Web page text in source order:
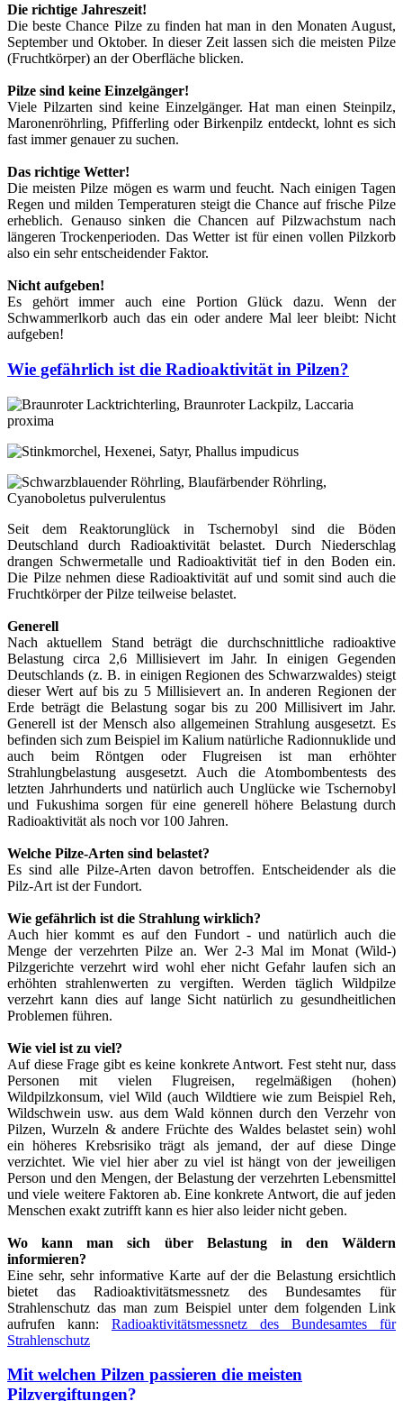
Die richtige Jahreszeit!
Die beste Chance Pilze zu finden hat man in den Monaten August,
September und Oktober. In dieser Zeit lassen sich die meisten Pilze
(Fruchtkörper) an der Oberfläche blicken.
Pilze sind keine Einzelgänger!
Viele Pilzarten sind keine Einzelgänger. Hat man einen Steinpilz,
Maronenröhrling, Pfifferling oder Birkenpilz entdeckt, lohnt es sich
fast immer genauer zu suchen.
Das richtige Wetter!
Die meisten Pilze mögen es warm und feucht. Nach einigen Tagen
Regen und milden Temperaturen steigt die Chance auf frische Pilze
erheblich. Genauso sinken die Chancen auf Pilzwachstum nach
längeren Trockenperioden. Das Wetter ist für einen vollen Pilzkorb
also ein sehr entscheidender Faktor.
Nicht aufgeben!
Es gehört immer auch eine Portion Glück dazu. Wenn der
Schwammerlkorb auch das ein oder andere Mal leer bleibt: Nicht
aufgeben!
Wie gefährlich ist die Radioaktivität in Pilzen?
Seit dem Reaktorunglück in Tschernobyl sind die Böden
Deutschland durch Radioaktivität belastet. Durch Niederschlag
drangen Schwermetalle und Radioaktivität tief in den Boden ein.
Die Pilze nehmen diese Radioaktivität auf und somit sind auch die
Fruchtkörper der Pilze teilweise belastet.
Generell
Nach aktuellem Stand beträgt die durchschnittliche radioaktive
Belastung circa 2,6 Millisievert im Jahr. In einigen Gegenden
Deutschlands (z. B. in einigen Regionen des Schwarzwaldes) steigt
dieser Wert auf bis zu 5 Millisievert an. In anderen Regionen der
Erde beträgt die Belastung sogar bis zu 200 Millisivert im Jahr.
Generell ist der Mensch also allgemeinen Strahlung ausgesetzt. Es
befinden sich zum Beispiel im Kalium natürliche Radionnuklide und
auch beim Röntgen oder Flugreisen ist man erhöhter
Strahlungbelastung ausgesetzt. Auch die Atombombentests des
letzten Jahrhunderts und natürlich auch Unglücke wie Tschernobyl
und Fukushima sorgen für eine generell höhere Belastung durch
Radioaktivität als noch vor 100 Jahren.
Welche Pilze-Arten sind belastet?
Es sind alle Pilze-Arten davon betroffen. Entscheidender als die
Pilz-Art ist der Fundort.
Wie gefährlich ist die Strahlung wirklich?
Auch hier kommt es auf den Fundort - und natürlich auch die
Menge der verzehrten Pilze an. Wer 2-3 Mal im Monat (Wild-)
Pilzgerichte verzehrt wird wohl eher nicht Gefahr laufen sich an
erhöhten strahlenwerten zu vergiften. Werden täglich Wildpilze
verzehrt kann dies auf lange Sicht natürlich zu gesundheitlichen
Problemen führen.
Wie viel ist zu viel?
Auf diese Frage gibt es keine konkrete Antwort. Fest steht nur, dass
Personen mit vielen Flugreisen, regelmäßigen (hohen)
Wildpilzkonsum, viel Wild (auch Wildtiere wie zum Beispiel Reh,
Wildschwein usw. aus dem Wald können durch den Verzehr von
Pilzen, Wurzeln & andere Früchte des Waldes belastet sein) wohl
ein höheres Krebsrisiko trägt als jemand, der auf diese Dinge
verzichtet. Wie viel hier aber zu viel ist hängt von der jeweiligen
Person und den Mengen, der Belastung der verzehrten Lebensmittel
und viele weitere Faktoren ab. Eine konkrete Antwort, die auf jeden
Menschen exakt zutrifft kann es hier also leider nicht geben.
Wo kann man sich über Belastung in den Wäldern
informieren?
Eine sehr, sehr informative Karte auf der die Belastung ersichtlich
bietet das Radioaktivitätsmessnetz des Bundesamtes für
Strahlenschutz das man zum Beispiel unter dem folgenden Link
aufrufen kann: Radioaktivitätsmessnetz des Bundesamtes für
Strahlenschutz
Mit welchen Pilzen passieren die meisten
Pilzvergiftungen?